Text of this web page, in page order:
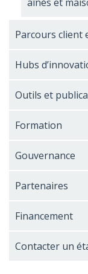
Parcours client
Hubs
Outils et
Formation
Gouvernance
Partenaires
Financement
Contacter un